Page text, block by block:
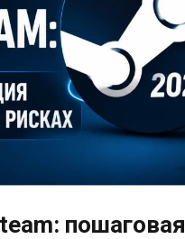
пошаговая